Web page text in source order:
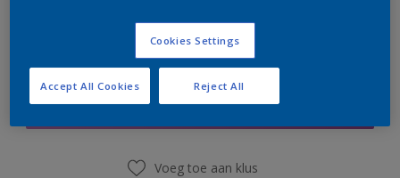
Boodschappenlijst
Vind een winkel
Voeg toe aan klus
Cookies Settings
Reject All
Accept All Cookies